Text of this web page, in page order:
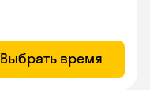
Выбрать время